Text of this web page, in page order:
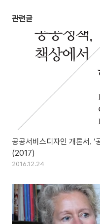
관련글
공공서비스디자인 개론서. ‘
(2017)
2016.12.24